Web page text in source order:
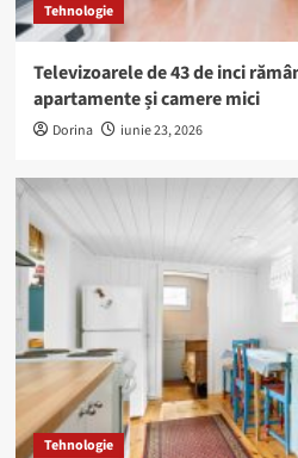
Tehnologie
Televizoarele de 43 de inci
apartamente și camere mici
Dorina iunie 23, 2026
Tehnologie